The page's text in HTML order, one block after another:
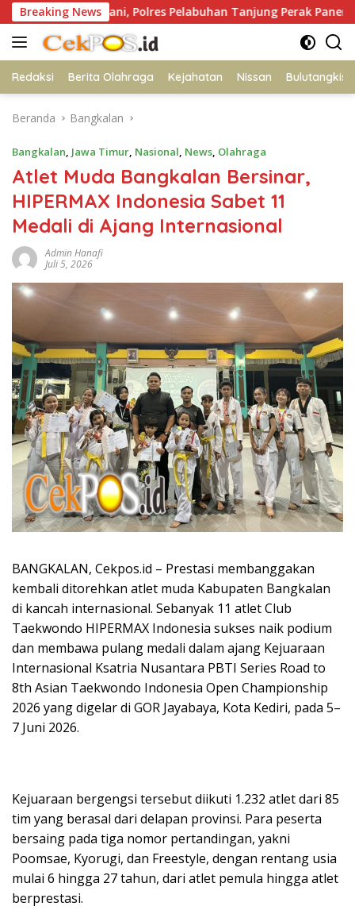
Langsung
ke
konten
Breaking News
Polres Pelabuhan Tanjung Perak Panen Jagung Pulut
Redaksi Berita Olahraga Kejahatan Nissan Bulutangkis
Beranda Bangkalan
Bangkalan, Jawa Timur, Nasional, News, Olahraga
Atlet Muda Bangkalan Bersinar,
HIPERMAX Indonesia Sabet 11
Medali di Ajang Internasional
Admin Hanafi
Juli 5, 2026
BANGKALAN, Cekpos.id – Prestasi membanggakan
kembali ditorehkan atlet muda Kabupaten Bangkalan
di kancah internasional. Sebanyak 11 atlet Club
Taekwondo HIPERMAX Indonesia sukses naik podium
dan membawa pulang medali dalam ajang Kejuaraan
Internasional Ksatria Nusantara PBTI Series Road to
8th Asian Taekwondo Indonesia Open Championship
2026 yang digelar di GOR Jayabaya, Kota Kediri, pada 5–
7 Juni 2026.
Kejuaraan bergengsi tersebut diikuti 1.232 atlet dari 85
tim yang berasal dari delapan provinsi. Para peserta
bersaing pada tiga nomor pertandingan, yakni
Poomsae, Kyorugi, dan Freestyle, dengan rentang usia
mulai 6 hingga 27 tahun, dari atlet pemula hingga atlet
berprestasi.